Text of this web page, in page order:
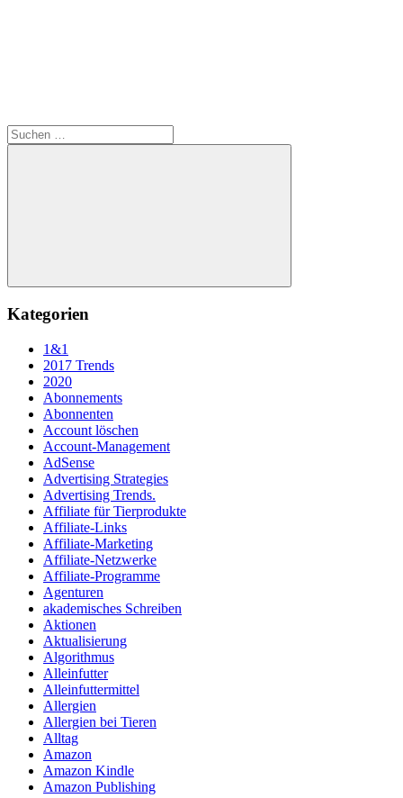
Suchen
nach:
Suchen
Kategorien
1&1
2017 Trends
2020
Abonnements
Abonnenten
Account löschen
Account-Management
AdSense
Advertising Strategies
Advertising Trends.
Affiliate für Tierprodukte
Affiliate-Links
Affiliate-Marketing
Affiliate-Netzwerke
Affiliate-Programme
Agenturen
akademisches Schreiben
Aktionen
Aktualisierung
Algorithmus
Alleinfutter
Alleinfuttermittel
Allergien
Allergien bei Tieren
Alltag
Amazon
Amazon Kindle
Amazon Publishing